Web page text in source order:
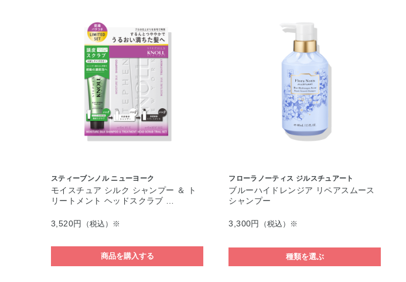
スティーブンノル ニューヨーク
モイスチュア シルク シャンプー ＆ ト
リートメント ヘッドスクラブ …
3,520円 （税込）※
商品を購入する
フローラノーティス ジルスチュアート
ブルーハイドレンジア リペアスムース
シャンプー
3,300円 （税込）※
種類を選ぶ